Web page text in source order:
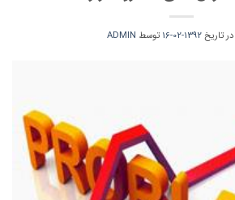
در تاریخ1392-02-16 توسط ADMIN